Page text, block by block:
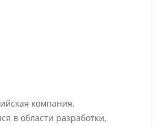
компания,
в области разработки,